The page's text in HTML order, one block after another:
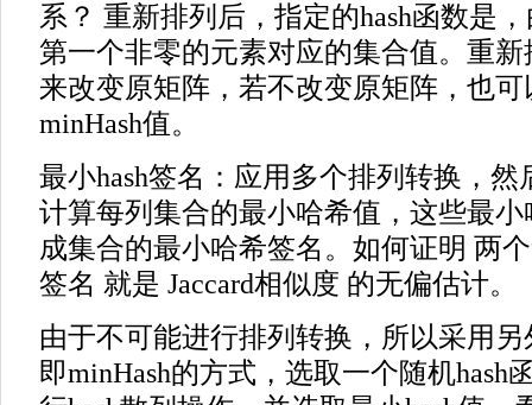
系？ 重新排列后，指定的hash函数是
第一个非零的元素对应的集合值。重
来改变原矩阵，若不改变原矩阵，也
minHash值。
最小hash签名：应用多个排列转换，
计算每列集合的最小哈希值，这些最
成集合的最小哈希签名。如何证明 两
签名 就是 Jaccard相似度 的无偏估计。
由于不可能进行排列转换，所以采用
即minHash的方式，选取一个随机hash